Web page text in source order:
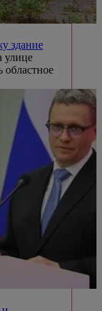
здание
улице
областное